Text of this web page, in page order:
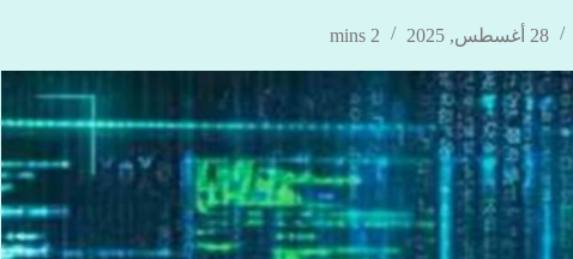
28 أغسطس, 2025 2 mins